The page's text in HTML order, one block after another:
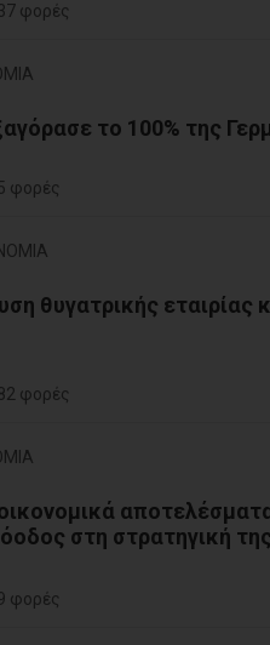
φορές
το 100% της
φορές
θυγατρικής
φορές
στη στρατηγική
φορές